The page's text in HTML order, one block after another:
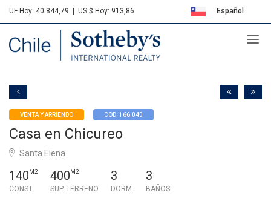
UF Hoy: 40.844,79 US $ Hoy: 913,86 Español
Sotheby's
VENTA Y ARRIENDO COD: 166.040
Casa en Chicureo
Santa Elena
140 M2
CONST.
400 M2
SUP. TERRENO
3
DORM.
3
BAÑOS